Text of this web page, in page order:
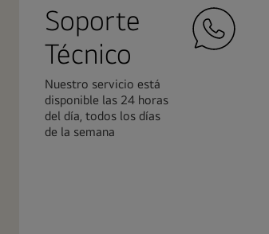
Soporte
Técnico
Nuestro servicio está
disponible las 24 horas
del día, todos los días
de la semana